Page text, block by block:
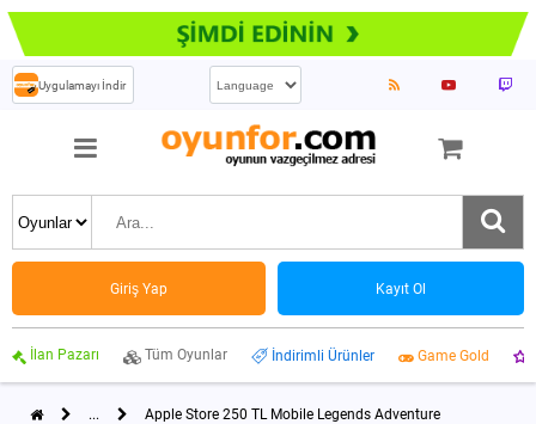
Uygulamayı İndir
Giriş Yap Kayıt Ol
İlan Pazarı Tüm Oyunlar İndirimli Ürünler Game Gold
... Apple Store 250 TL Mobile Legends Adventure